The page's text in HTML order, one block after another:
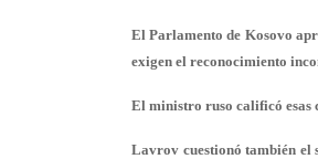
El Parlamento de Kosovo
exigen el reconocimiento
El ministro ruso calificó
Lavrov cuestionó también el